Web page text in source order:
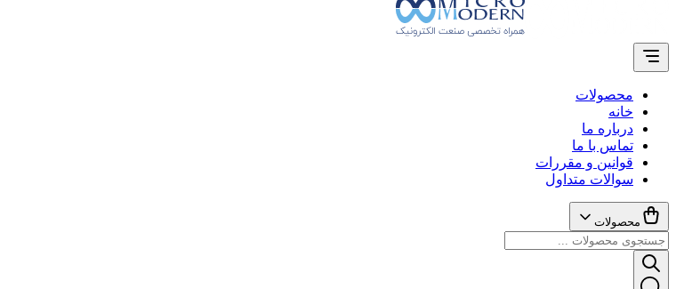
محصولات
خانه
درباره ما
تماس با ما
قوانین و مقررات
سوالات متداول
محصولات